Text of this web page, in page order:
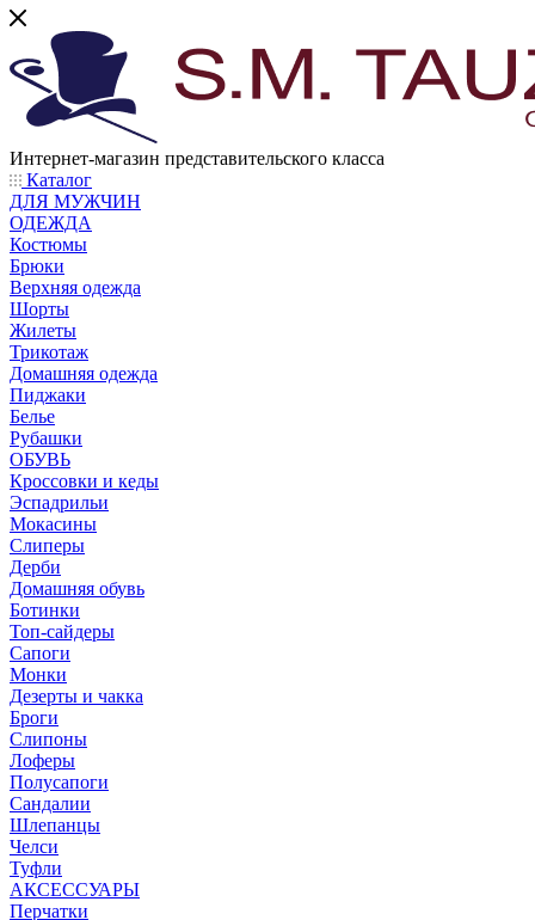
Интернет-магазин представительского класса
Каталог
ДЛЯ МУЖЧИН
ОДЕЖДА
Костюмы
Брюки
Верхняя одежда
Шорты
Жилеты
Трикотаж
Домашняя одежда
Пиджаки
Белье
Рубашки
ОБУВЬ
Кроссовки и кеды
Эспадрильи
Мокасины
Слиперы
Дерби
Домашняя обувь
Ботинки
Топ-сайдеры
Сапоги
Монки
Дезерты и чакка
Броги
Слипоны
Лоферы
Полусапоги
Сандалии
Шлепанцы
Челси
Туфли
АКСЕССУАРЫ
Перчатки